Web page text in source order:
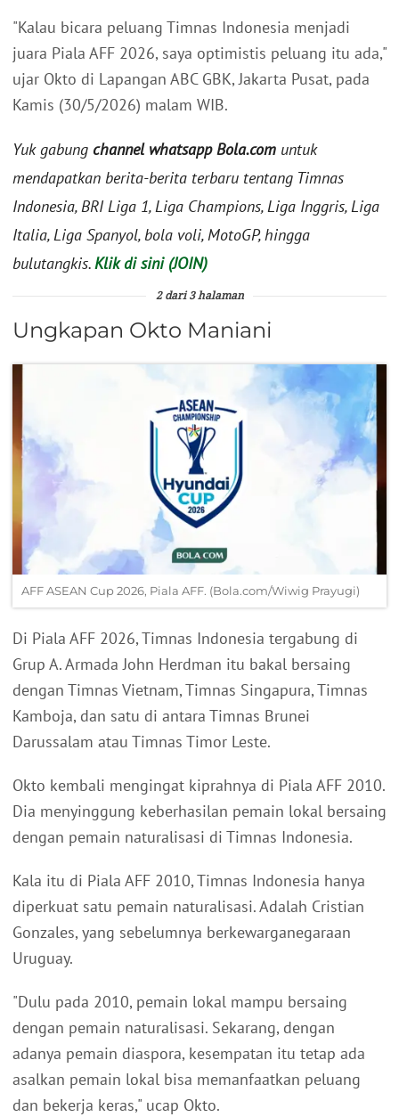
"Kalau bicara peluang Timnas Indonesia menjadi
juara Piala AFF 2026, saya optimistis peluang itu ada,"
ujar Okto di Lapangan ABC GBK, Jakarta Pusat, pada
Kamis (30/5/2026) malam WIB.
Yuk gabung channel whatsapp Bola.com untuk
mendapatkan berita-berita terbaru tentang Timnas
Indonesia, BRI Liga 1, Liga Champions, Liga Inggris, Liga
Italia, Liga Spanyol, bola voli, MotoGP, hingga
bulutangkis.Klik di sini (JOIN)
2 dari 3 halaman
Ungkapan Okto Maniani
AFF ASEAN Cup 2026, Piala AFF. (Bola.com/Wiwig Prayugi)
Di Piala AFF 2026, Timnas Indonesia tergabung di
Grup A. Armada John Herdman itu bakal bersaing
dengan Timnas Vietnam, Timnas Singapura, Timnas
Kamboja, dan satu di antara Timnas Brunei
Darussalam atau Timnas Timor Leste.
Okto kembali mengingat kiprahnya di Piala AFF 2010.
Dia menyinggung keberhasilan pemain lokal bersaing
dengan pemain naturalisasi di Timnas Indonesia.
Kala itu di Piala AFF 2010, Timnas Indonesia hanya
diperkuat satu pemain naturalisasi. Adalah Cristian
Gonzales, yang sebelumnya berkewarganegaraan
Uruguay.
"Dulu pada 2010, pemain lokal mampu bersaing
dengan pemain naturalisasi. Sekarang, dengan
adanya pemain diaspora, kesempatan itu tetap ada
asalkan pemain lokal bisa memanfaatkan peluang
dan bekerja keras," ucap Okto.